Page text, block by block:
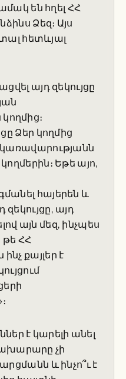
են հղել ՀՀ
Ձեզ։ Այս
հետևյալ
այդ զեկույցը
Ձեր կողմից
կառավարությանն
Եթե այո,
հայերեն և
այդ
այն մեզ, ինչպես
ՀՀ
քայլեր է
է կարելի անել
չի
և ինչո՞ւ է